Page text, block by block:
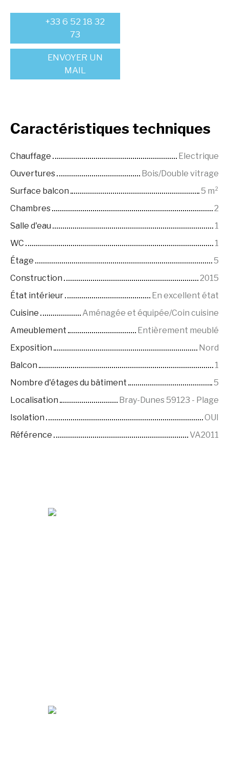
+33 6 52 18 32
73
ENVOYER UN
MAIL
Caractéristiques techniques
Chauffage
Electrique
Ouvertures
Bois/Double vitrage
Surface balcon
5 m²
Chambres
2
Salle d'eau
1
WC
1
Étage
5
Construction
2015
État intérieur
En excellent état
Cuisine
Aménagée et équipée/Coin cuisine
Ameublement
Entièrement meublé
Exposition
Nord
Balcon
1
Nombre d'étages du bâtiment
5
Localisation
Bray-Dunes 59123 - Plage
Isolation
OUI
Référence
VA2011